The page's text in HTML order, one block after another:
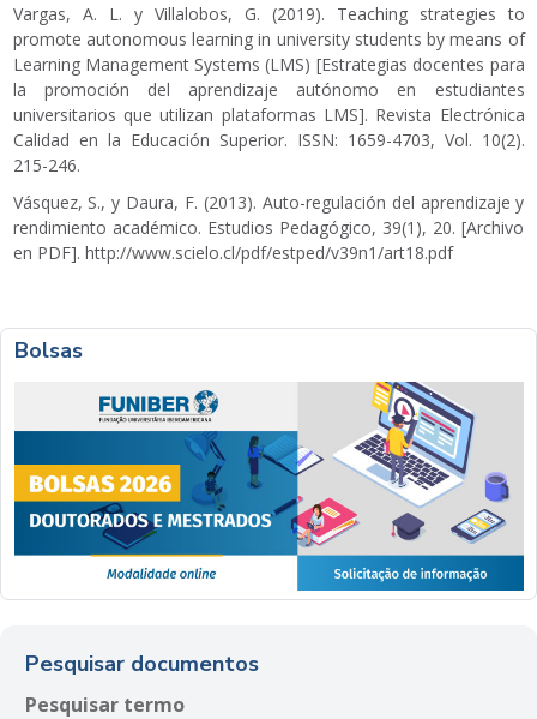
Vargas, A. L. y Villalobos, G. (2019). Teaching strategies to
promote autonomous learning in university students by means of
Learning Management Systems (LMS) [Estrategias docentes para
la promoción del aprendizaje autónomo en estudiantes
universitarios que utilizan plataformas LMS]. Revista Electrónica
Calidad en la Educación Superior. ISSN: 1659-4703, Vol. 10(2).
215-246.
Vásquez, S., y Daura, F. (2013). Auto-regulación del aprendizaje y
rendimiento académico. Estudios Pedagógico, 39(1), 20. [Archivo
en PDF]. http://www.scielo.cl/pdf/estped/v39n1/art18.pdf
Bolsas
Pesquisar documentos
Pesquisar termo